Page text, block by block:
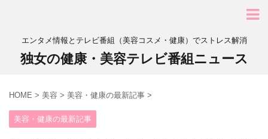
エンタメ情報とテレビ番組（美容コスメ・健康）でストレス解消
独女の健康・美容テレビ番組ニュース
HOME > 美容 > 美容・健康の最新記事 >
美容・健康の最新記事